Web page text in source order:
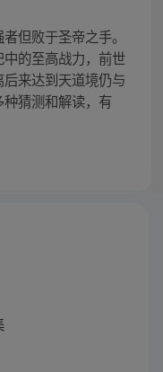
但败于圣帝之手。
的至高战力，前世
来达到天道境仍与
猜测和解读，有